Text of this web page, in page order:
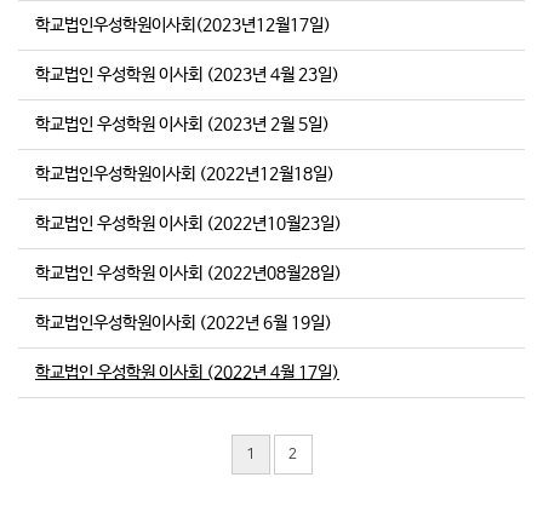
학교법인우성학원이사회(2023년12월17일)
학교법인 우성학원 이사회 (2023년 4월 23일)
학교법인 우성학원 이사회 (2023년 2월 5일)
학교법인우성학원이사회 (2022년12월18일)
학교법인 우성학원 이사회 (2022년10월23일)
학교법인 우성학원 이사회 (2022년08월28일)
학교법인우성학원이사회 (2022년 6월 19일)
학교법인 우성학원 이사회 (2022년 4월 17일)
1 2